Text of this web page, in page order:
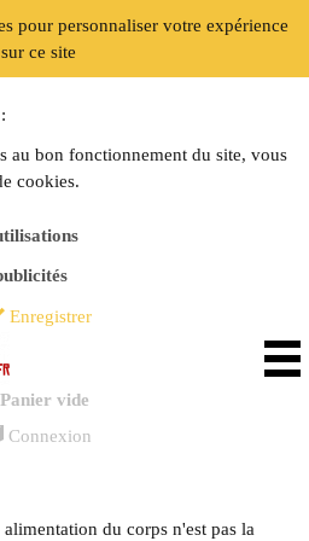
pour personnaliser votre expérience
sur ce site
:
au bon fonctionnement du site, vous
cookies.
Enregistrer
Panier vide
Connexion
du corps n'est pas la